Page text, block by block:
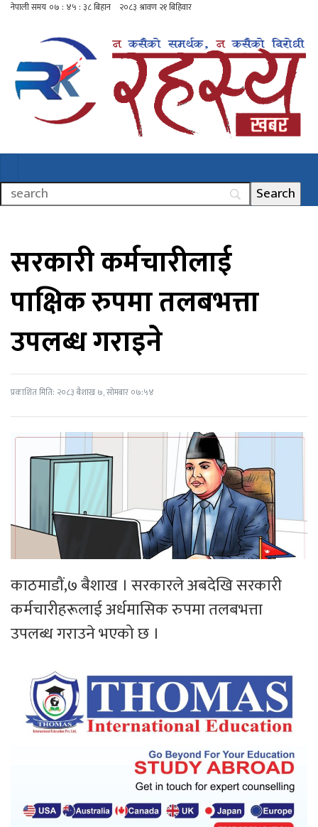
सरकारी कर्मचारीलाई
पाक्षिक रुपमा तलबभत्ता
उपलब्ध गराइने
प्रकाशित मिति: २०८३ बैशाख ७, सोमबार ०७:५४
काठमाडाैं,७ बैशाख । सरकारले अबदेखि सरकारी
कर्मचारीहरूलाई अर्धमासिक रुपमा तलबभत्ता
उपलब्ध गराउने भएको छ ।